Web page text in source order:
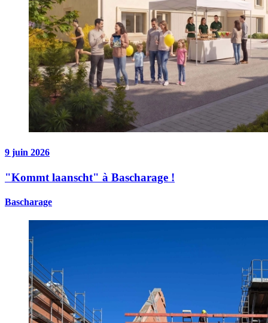
9 juin 2026
"Kommt laanscht" à Bascharage !
Bascharage